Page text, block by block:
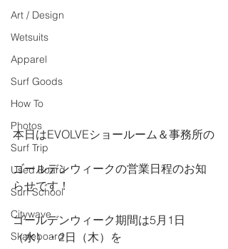
Art / Design
Wetsuits
Apparel
Surf Goods
How To
Photos
Surf Trip
Used Board
Surf School
Citywave
Skateboard
本日はEVOLVEショールーム＆事務所の
ゴールデンウィークの営業日程のお知
らせです！
ゴールデンウィーク期間は5月1日
（水）・2日（木）を